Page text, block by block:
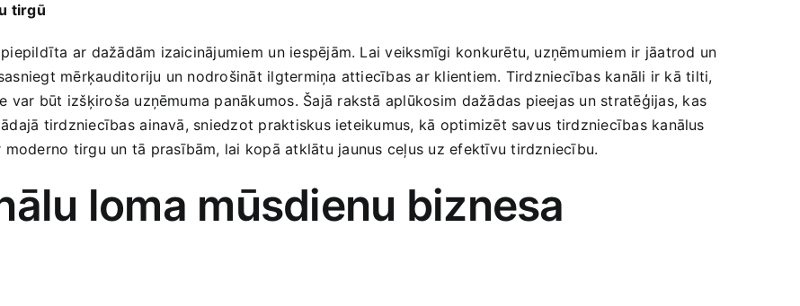
tirgū
ar dažādām ‌izaicinājumiem ⁣un iespējām. Lai veiksmīgi konkurētu, uzņēmumiem ir jāatrod un
mērķauditoriju un nodrošināt ilgtermiņa attiecības ar klientiem. Tirdzniecības kanāli ir kā tilti,
būt⁤ izšķiroša ‍uzņēmuma panākumos. Šajā rakstā aplūkosim⁤ dažādas pieejas un stratēģijas, kas
tirdzniecības ⁣ainavā, sniedzot praktiskus ieteikumus, kā optimizēt savus ⁢tirdzniecības kanālus
‌moderno tirgu ‌un tā ‍prasībām, lai​ kopā atklātu jaunus ⁤ceļus uz efektīvu ‍tirdzniecību.
loma mūsdienu biznesa